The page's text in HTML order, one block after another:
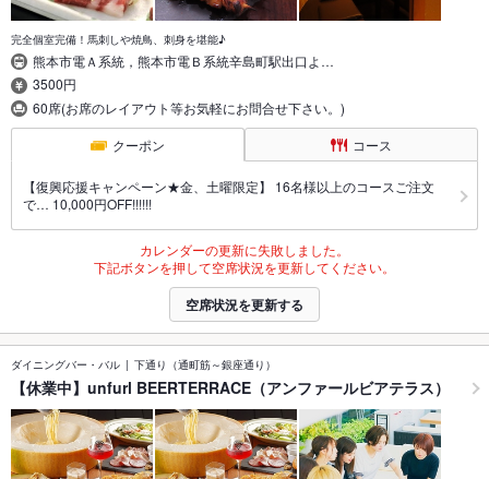
完全個室完備！馬刺しや焼鳥、刺身を堪能♪
熊本市電Ａ系統，熊本市電Ｂ系統辛島町駅出口よ…
3500円
60席(お席のレイアウト等お気軽にお問合せ下さい。)
クーポン コース
【復興応援キャンペーン★金、土曜限定】 16名様以上のコースご注文
で… 10,000円OFF!!!!!!
カレンダーの更新に失敗しました。
下記ボタンを押して空席状況を更新してください。
空席状況を更新する
ダイニングバー・バル 下通り（通町筋～銀座通り）
【休業中】unfurl BEERTERRACE（アンファールビアテラス）